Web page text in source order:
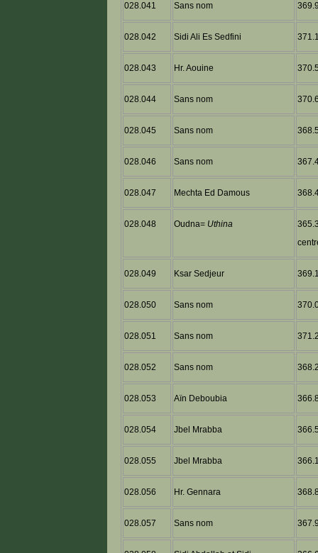
028.041 Sans nom
028.042 Sidi Ali Es Sedfini
028.043 Hr. Aouine
028.044 Sans nom
028.045 Sans nom
028.046 Sans nom
028.047 Mechta Ed Damous
028.048 Oudna= Uthina
028.049 Ksar Sedjeur
028.050 Sans nom
028.051 Sans nom
028.052 Sans nom
028.053 Aïn Deboubia
028.054 Jbel Mrabba
028.055 Jbel Mrabba
028.056 Hr. Gennara
028.057 Sans nom